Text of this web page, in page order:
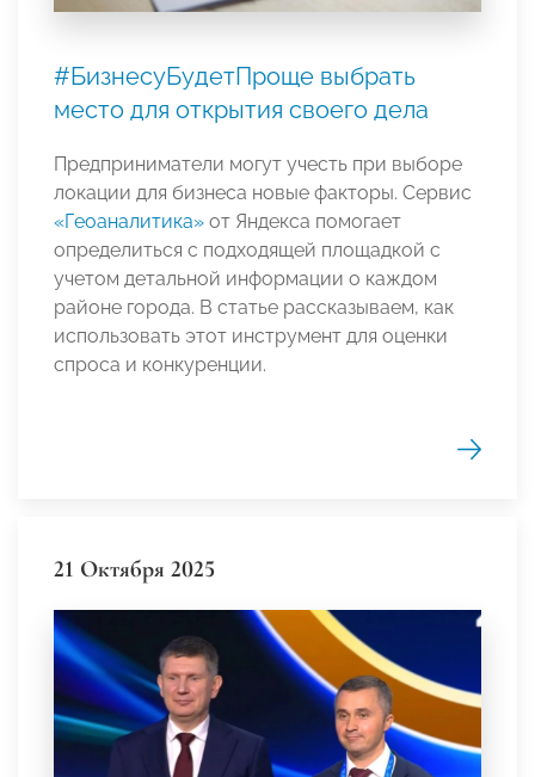
#БизнесуБудетПроще выбрать
место для открытия своего дела
Предприниматели могут учесть при выборе
локации для бизнеса новые факторы. Сервис
«Геоаналитика» от Яндекса помогает
определиться с подходящей площадкой с
учетом детальной информации о каждом
районе города. В статье рассказываем, как
использовать этот инструмент для оценки
спроса и конкуренции.
21 Октября 2025